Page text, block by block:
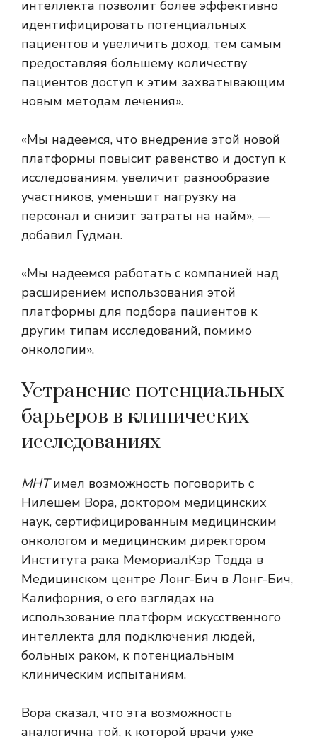
интеллекта позволит более эффективно
идентифицировать потенциальных
пациентов и увеличить доход, тем самым
предоставляя большему количеству
пациентов доступ к этим захватывающим
новым методам лечения».
«Мы надеемся, что внедрение этой новой
платформы повысит равенство и доступ к
исследованиям, увеличит разнообразие
участников, уменьшит нагрузку на
персонал и снизит затраты на найм», —
добавил Гудман.
«Мы надеемся работать с компанией над
расширением использования этой
платформы для подбора пациентов к
другим типам исследований, помимо
онкологии».
Устранение потенциальных
барьеров в клинических
исследованиях
МНТимел возможность поговорить с
Нилешем Вора, доктором медицинских
наук, сертифицированным медицинским
онкологом и медицинским директором
Института рака МемориалКэр Тодда в
Медицинском центре Лонг-Бич в Лонг-Бич,
Калифорния, о его взглядах на
использование платформ искусственного
интеллекта для подключения людей,
больных раком, к потенциальным
клиническим испытаниям.
Вора сказал, что эта возможность
аналогична той, к которой врачи уже